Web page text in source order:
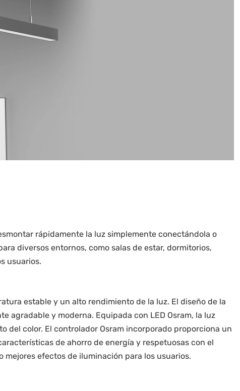
rápidamente la luz simplemente conectándola o
diversos entornos, como salas de estar, dormitorios,
usuarios.
estable y un alto rendimiento de la luz. El diseño de la
agradable y moderna. Equipada con LED Osram, la luz
del color. El controlador Osram incorporado proporciona un
de ahorro de energía y respetuosas con el
mejores efectos de iluminación para los usuarios.